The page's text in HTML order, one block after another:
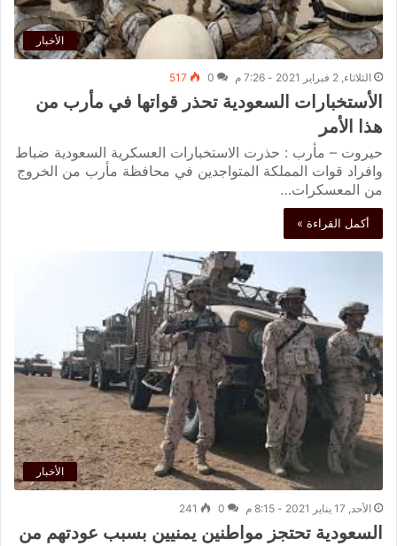
الأخبار
الثلاثاء, 2 فبراير 2021 - 7:26 م 0
517
الأستخبارات السعودية تحذر قواتها في مأرب من
هذا الأمر
حيروت – مأرب : حذرت الاستخبارات العسكرية السعودية ضباط
وافراد قوات المملكة المتواجدين في محافظة مأرب من الخروج
من المعسكرات…
أكمل القراءة »
الأخبار
الأحد, 17 يناير 2021 - 8:15 م 0
241
السعودية تحتجز مواطنين يمنيين بسبب عودتهم من